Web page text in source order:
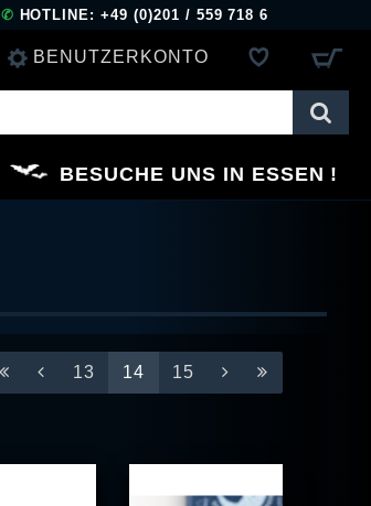
✆ HOTLINE: +49 (0)201 / 559 718 6
BENUTZERKONTO
REGISTRIEREN
BESUCHE UNS IN ESSEN
13 14 15